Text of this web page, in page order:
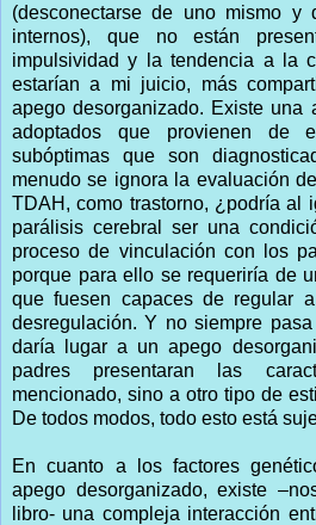
(desconectarse de uno mismo y
internos), que no están
impulsividad y la tendencia a la
estarían a mi juicio, más
apego desorganizado. Existe una
adoptados que provienen de
subóptimas que son
menudo se ignora la evaluación
TDAH, como trastorno, ¿podría al
parálisis cerebral ser una
proceso de vinculación con los
porque para ello se requeriría de
que fuesen capaces de regular
desregulación. Y no siempre
daría lugar a un apego
padres presentaran las
mencionado, sino a otro tipo de
De todos modos, todo esto está
En cuanto a los factores
apego desorganizado, existe
libro- una compleja interacción